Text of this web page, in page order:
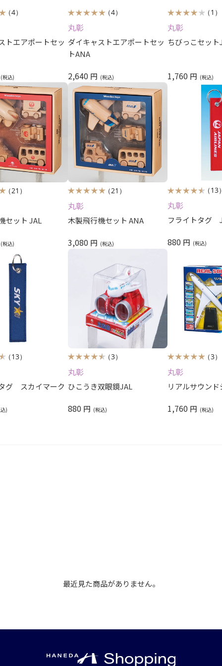
（4）
トエアポートセッ
（4）
丸彰
ダイキャストエアポートセッ
トANA
2,640 円
（1）
丸彰
ちびっこセット
1,760 円
（21）
セット JAL
（21）
丸彰
木製飛行機セット ANA
3,080 円
（13
丸彰
フライトタグ
880 円
（13）
グ スカイマーク
（3）
丸彰
ひこうき双眼鏡JAL
880 円
（3）
丸彰
リアルサウン
1,760 円
最近見た商品がありません。